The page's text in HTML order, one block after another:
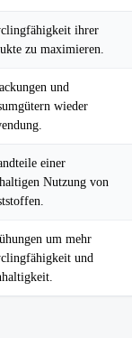
ihrer
zu maximieren.
und
wieder
einer
Nutzung von
um mehr
und